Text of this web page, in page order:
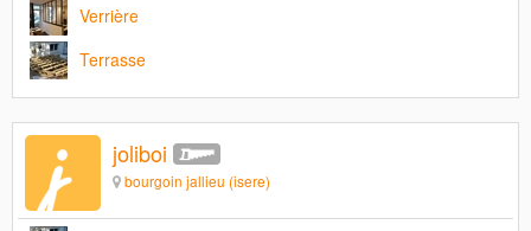
Verrière
Terrasse
joliboi
bourgoin jallieu (isere)